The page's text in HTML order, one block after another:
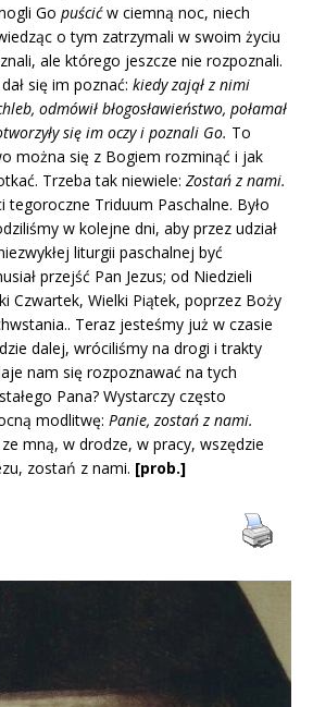
Go puścićw ciemną noc, niech
o tym zatrzymali w swoim życiu
ale którego jeszcze nie rozpoznali.
się im poznać: kiedy zajął z nimi
odmówił błogosławieństwo, połamał
się im oczy i poznali Go. To
można się z Bogiem rozminąć i jak
Trzeba tak niewiele: Zostań z nami.
tegoroczne Triduum Paschalne. Było
w kolejne dni, aby przez udział
liturgii paschalnej być
przejść Pan Jezus; od Niedzieli
Czwartek, Wielki Piątek, poprzez Boży
Teraz jesteśmy już w czasie
dalej, wróciliśmy na drogi i trakty
nam się rozpoznawać na tych
Pana? Wystarczy często
modlitwę: Panie, zostań z nami.
mną, w drodze, w pracy, wszędzie
zostań z nami. [prob.]